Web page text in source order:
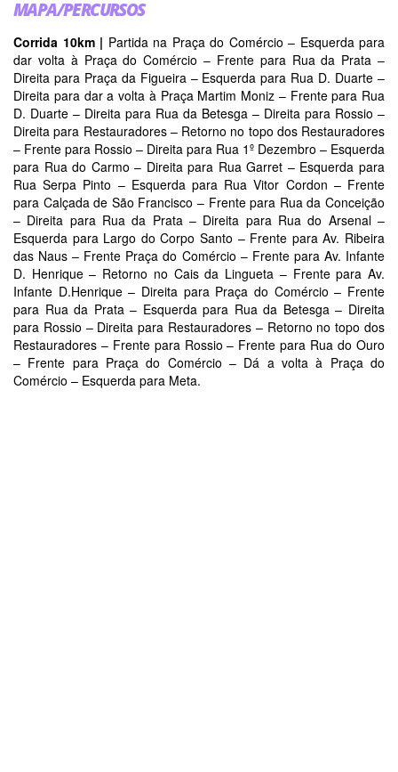
MAPA/PERCURSOS
Corrida 10km | Partida na Praça do Comércio – Esquerda para
dar volta à Praça do Comércio – Frente para Rua da Prata –
Direita para Praça da Figueira – Esquerda para Rua D. Duarte –
Direita para dar a volta à Praça Martim Moniz – Frente para Rua
D. Duarte – Direita para Rua da Betesga – Direita para Rossio –
Direita para Restauradores – Retorno no topo dos Restauradores
– Frente para Rossio – Direita para Rua 1º Dezembro – Esquerda
para Rua do Carmo – Direita para Rua Garret – Esquerda para
Rua Serpa Pinto – Esquerda para Rua Vitor Cordon – Frente
para Calçada de São Francisco – Frente para Rua da Conceição
– Direita para Rua da Prata – Direita para Rua do Arsenal –
Esquerda para Largo do Corpo Santo – Frente para Av. Ribeira
das Naus – Frente Praça do Comércio – Frente para Av. Infante
D. Henrique – Retorno no Cais da Lingueta – Frente para Av.
Infante D.Henrique – Direita para Praça do Comércio – Frente
para Rua da Prata – Esquerda para Rua da Betesga – Direita
para Rossio – Direita para Restauradores – Retorno no topo dos
Restauradores – Frente para Rossio – Frente para Rua do Ouro
– Frente para Praça do Comércio – Dá a volta à Praça do
Comércio – Esquerda para Meta.